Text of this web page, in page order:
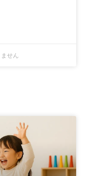
せん